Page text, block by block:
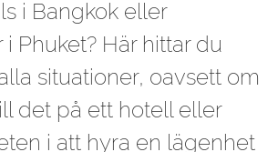
i Bangkok eller
Phuket? Här hittar du
situationer, oavsett om
det på ett hotell eller
i att hyra en lägenhet